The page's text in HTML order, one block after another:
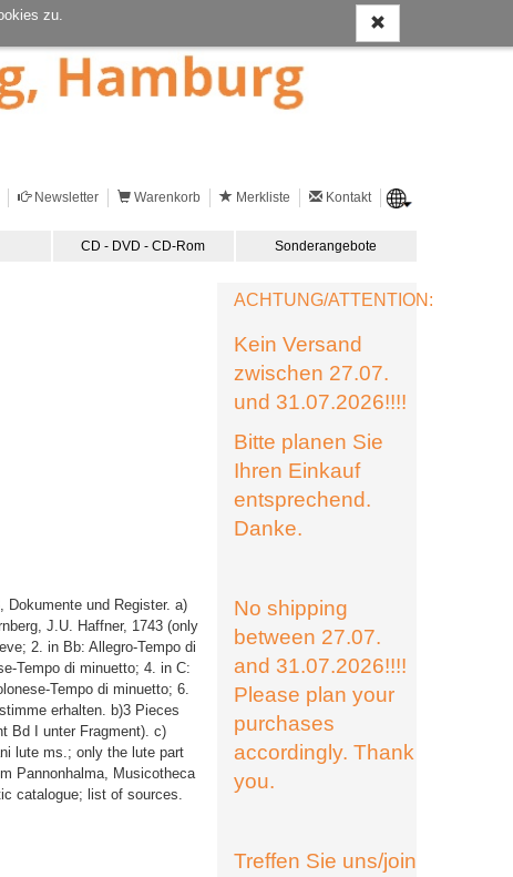
zu.
Newsletter Warenkorb Merkliste Kontakt
CD - DVD - CD-Rom Sonderangebote
Dokumente und Register. a)
J.U. Haffner, 1743 (only
2. in Bb: Allegro-Tempo di
Tempo di minuetto; 4. in C:
Tempo di minuetto; 6.
erhalten. b)3 Pieces
Bd I unter Fragment). c)
lute ms.; only the lute part
Pannonhalma, Musicotheca
catalogue; list of sources.
ACHTUNG/ATTENTION:
Kein Versand
zwischen 27.07.
und 31.07.2026!!!!
Bitte planen Sie
Ihren Einkauf
entsprechend.
Danke.
No shipping
between 27.07.
and 31.07.2026!!!!
Please plan your
purchases
accordingly. Thank
you.
Treffen Sie uns/join